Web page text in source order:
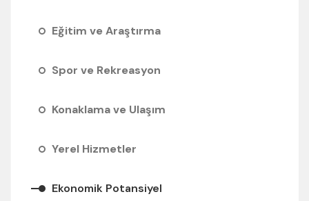
Eğitim ve Araştırma
Spor ve Rekreasyon
Konaklama ve Ulaşım
Yerel Hizmetler
Ekonomik Potansiyel